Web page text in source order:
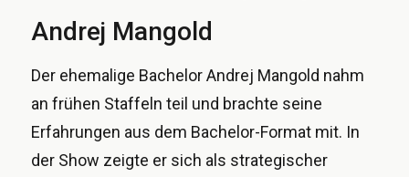
Andrej Mangold
Der ehemalige Bachelor Andrej Mangold nahm
an frühen Staffeln teil und brachte seine
Erfahrungen aus dem Bachelor-Format mit. In
der Show zeigte er sich als strategischer